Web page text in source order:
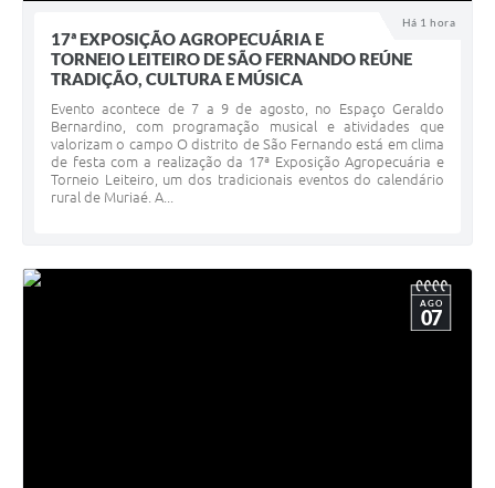
Há 1 hora
17ª EXPOSIÇÃO AGROPECUÁRIA E
TORNEIO LEITEIRO DE SÃO FERNANDO REÚNE
TRADIÇÃO, CULTURA E MÚSICA
Evento acontece de 7 a 9 de agosto, no Espaço Geraldo
Bernardino, com programação musical e atividades que
valorizam o campo O distrito de São Fernando está em clima
de festa com a realização da 17ª Exposição Agropecuária e
Torneio Leiteiro, um dos tradicionais eventos do calendário
rural de Muriaé. A...
AGO
07